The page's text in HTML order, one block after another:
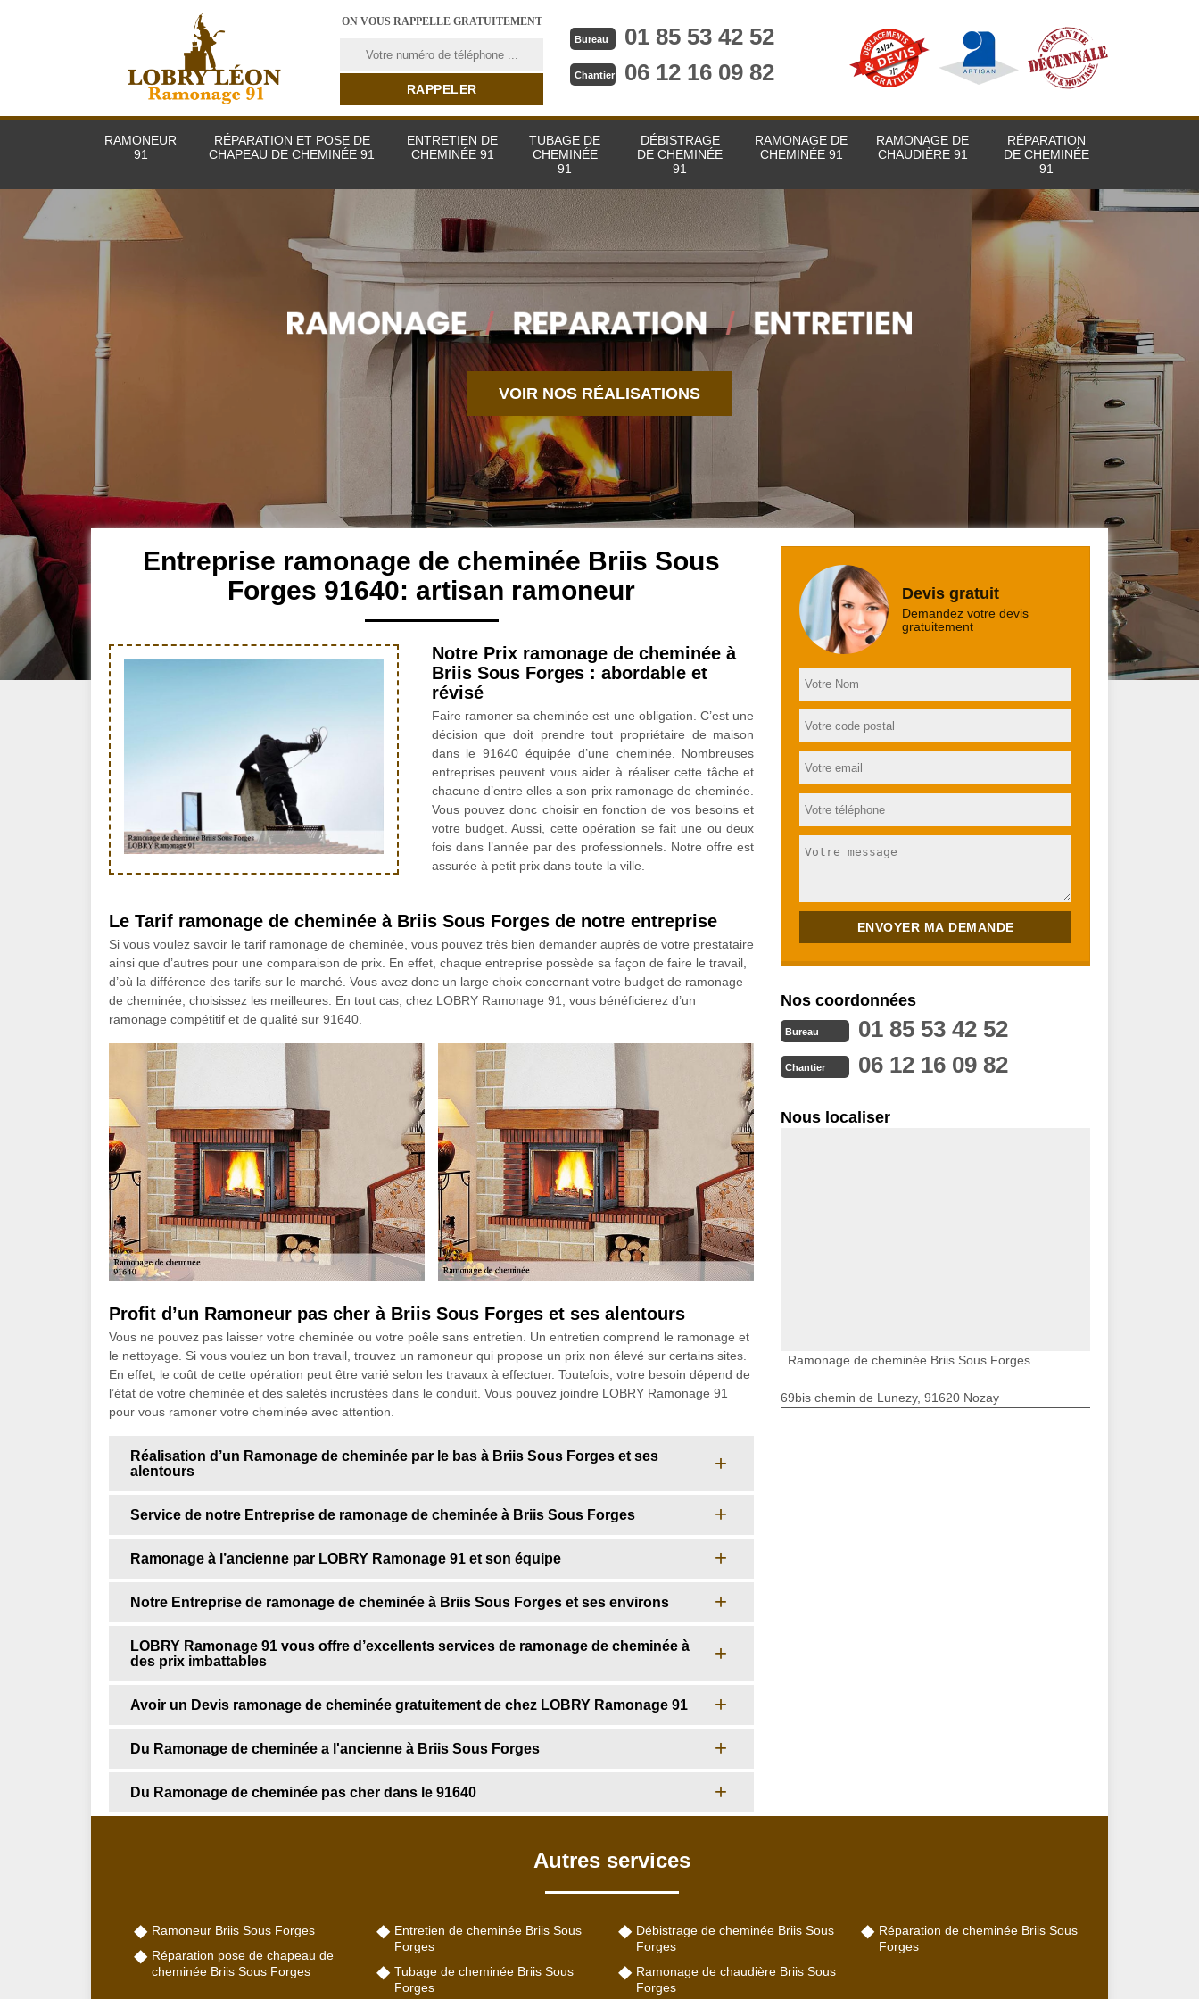
ON VOUS RAPPELLE GRATUITEMENT
Bureau 01 85 53 42 52
Chantier 06 12 16 09 82
RAMONEUR
91
RÉPARATION ET POSE DE
CHAPEAU DE CHEMINÉE 91
ENTRETIEN DE
CHEMINÉE 91
TUBAGE DE
CHEMINÉE
91
DÉBISTRAGE
DE CHEMINÉE
91
RAMONAGE DE
CHEMINÉE 91
RAMONAGE DE
CHAUDIÈRE 91
RÉPARATION
DE CHEMINÉE
91
VOIR NOS RÉALISATIONS
Entreprise ramonage de cheminée Briis Sous
Forges 91640: artisan ramoneur
Notre Prix ramonage de cheminée à
Briis Sous Forges : abordable et
révisé
Faire ramoner sa cheminée est une obligation. C’est une
décision que doit prendre tout propriétaire de maison
dans le 91640 équipée d’une cheminée. Nombreuses
entreprises peuvent vous aider à réaliser cette tâche et
chacune d’entre elles a son prix ramonage de cheminée.
Vous pouvez donc choisir en fonction de vos besoins et
votre budget. Aussi, cette opération se fait une ou deux
fois dans l’année par des professionnels. Notre offre est
assurée à petit prix dans toute la ville.
Le Tarif ramonage de cheminée à Briis Sous Forges de notre entreprise
Si vous voulez savoir le tarif ramonage de cheminée, vous pouvez très bien demander auprès de votre prestataire
ainsi que d’autres pour une comparaison de prix. En effet, chaque entreprise possède sa façon de faire le travail,
d’où la différence des tarifs sur le marché. Vous avez donc un large choix concernant votre budget de ramonage
de cheminée, choisissez les meilleures. En tout cas, chez LOBRY Ramonage 91, vous bénéficierez d’un
ramonage compétitif et de qualité sur 91640.
Profit d’un Ramoneur pas cher à Briis Sous Forges et ses alentours
Vous ne pouvez pas laisser votre cheminée ou votre poêle sans entretien. Un entretien comprend le ramonage et
le nettoyage. Si vous voulez un bon travail, trouvez un ramoneur qui propose un prix non élevé sur certains sites.
En effet, le coût de cette opération peut être varié selon les travaux à effectuer. Toutefois, votre besoin dépend de
l’état de votre cheminée et des saletés incrustées dans le conduit. Vous pouvez joindre LOBRY Ramonage 91
pour vous ramoner votre cheminée avec attention.
Réalisation d’un Ramonage de cheminée par le bas à Briis Sous Forges et ses
alentours
Service de notre Entreprise de ramonage de cheminée à Briis Sous Forges
Ramonage à l’ancienne par LOBRY Ramonage 91 et son équipe
Notre Entreprise de ramonage de cheminée à Briis Sous Forges et ses environs
LOBRY Ramonage 91 vous offre d’excellents services de ramonage de cheminée à
des prix imbattables
Avoir un Devis ramonage de cheminée gratuitement de chez LOBRY Ramonage 91
Du Ramonage de cheminée a l'ancienne à Briis Sous Forges
Du Ramonage de cheminée pas cher dans le 91640
Devis gratuit
Demandez votre devis
gratuitement
Nos coordonnées
Bureau 01 85 53 42 52
Chantier 06 12 16 09 82
Nous localiser
Ramonage de cheminée Briis Sous Forges
69bis chemin de Lunezy, 91620 Nozay
Autres services
Ramoneur Briis Sous Forges
Réparation pose de chapeau de
cheminée Briis Sous Forges
Entretien de cheminée Briis Sous
Forges
Tubage de cheminée Briis Sous
Forges
Débistrage de cheminée Briis Sous
Forges
Ramonage de chaudière Briis Sous
Forges
Réparation de cheminée Briis Sous
Forges